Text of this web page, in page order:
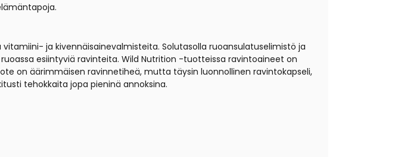
ja kivennäisainevalmisteita. Solutasolla ruoansulatuselimistö ja
esiintyviä ravinteita. Wild Nutrition -tuotteissa ravintoaineet on
on äärimmäisen ravinnetiheä, mutta täysin luonnollinen ravintokapseli,
tehokkaita jopa pieninä annoksina.